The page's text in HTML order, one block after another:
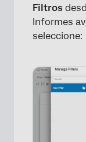
Filtros
Informes
seleccione: